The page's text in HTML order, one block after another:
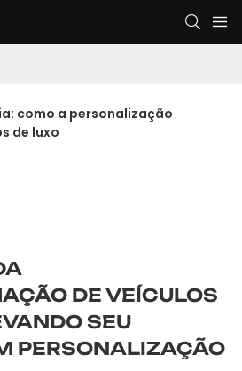
como a personalização
de luxo
DE VEÍCULOS
SEU
PERSONALIZAÇÃO